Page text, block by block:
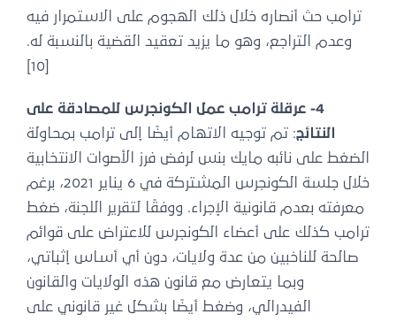
ترامب حث أنصاره خلال ذلك الهجوم على الاستمرار فيه
وعدم التراجع، وهو ما يزيد تعقيد القضية بالنسبة له.
4- عرقلة ترامب عمل الكونجرس للمصادقة على
النتائج: تم توجيه الاتهام أيضًا إلى ترامب بمحاولة
الضغط على نائبه مايك بنس لرفض فرز الأصوات الانتخابية
خلال جلسة الكونجرس المشتركة في 6 يناير 2021، برغم
معرفته بعدم قانونية الإجراء. ووفقًا لتقرير اللجنة، ضغط
ترامب كذلك على أعضاء الكونجرس للاعتراض على قوائم
صالحة للناخبين من عدة ولايات، دون أي أساس إثباتي،
وبما يتعارض مع قانون هذه الولايات والقانون
الفيدرالي، وضغط أيضًا بشكل غير قانوني على